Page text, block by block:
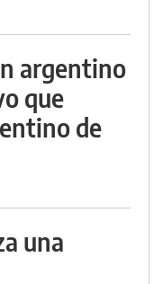
argentino
que
de
una